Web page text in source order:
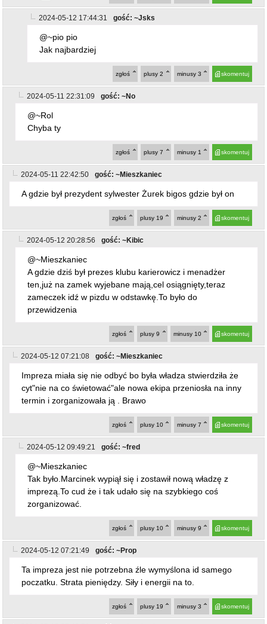
2024-05-12 17:44:31 gość: ~Jsks
@~pio pio
Jak najbardziej
skomentuj
minusy 3
plusy 2
zgłoś
2024-05-11 22:31:09 gość: ~No
@~Rol
Chyba ty
skomentuj
minusy 1
plusy 7
zgłoś
2024-05-11 22:42:50 gość: ~Mieszkaniec
A gdzie był prezydent sylwester Żurek bigos gdzie był on
skomentuj
minusy 2
plusy 19
zgłoś
2024-05-12 20:28:56 gość: ~Kibic
@~Mieszkaniec
A gdzie dziś był prezes klubu karierowicz i menadżer
ten,już na zamek wyjebane mają,cel osiągnięty,teraz
zameczek idź w pizdu w odstawkę.To było do
przewidzenia
skomentuj
minusy 10
plusy 9
zgłoś
2024-05-12 07:21:08 gość: ~Mieszkaniec
Impreza miała się nie odbyć bo była władza stwierdziła że
cyt"nie na co świetować"ale nowa ekipa przeniosła na inny
termin i zorganizowała ją . Brawo
skomentuj
minusy 7
plusy 10
zgłoś
2024-05-12 09:49:21 gość: ~fred
@~Mieszkaniec
Tak było.Marcinek wypiął się i zostawił nową władzę z
imprezą.To cud że i tak udało się na szybkiego coś
zorganizować.
skomentuj
minusy 9
plusy 10
zgłoś
2024-05-12 07:21:49 gość: ~Prop
Ta impreza jest nie potrzebna źle wymyślona id samego
poczatku. Strata pieniędzy. Siły i energii na to.
skomentuj
minusy 3
plusy 19
zgłoś